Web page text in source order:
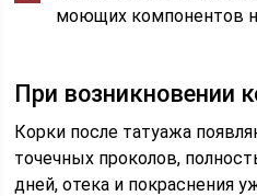
моющих компонентов
При возникновении
Корки после татуажа
точечных проколов,
дней, отека и покраснения